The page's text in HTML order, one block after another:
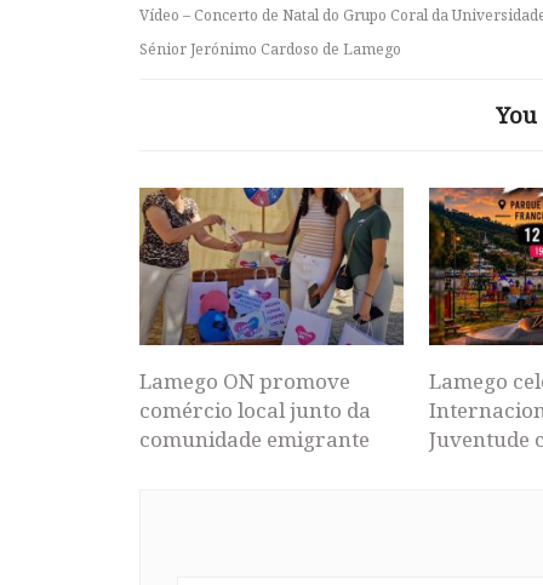
Vídeo – Concerto de Natal do Grupo Coral da
Sénior Jerónimo Cardoso de Lamego
Lamego ON promove
comércio local junto da
comunidade emigrante
Lamego
Juventude